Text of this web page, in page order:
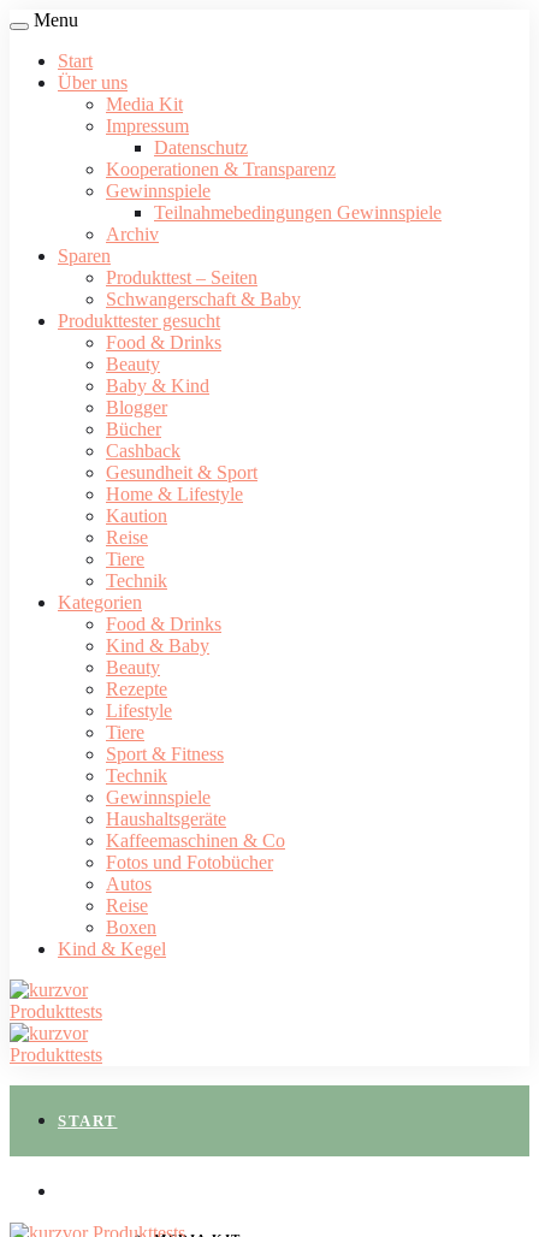
Menu
Start
Über uns
Media Kit
Impressum
Datenschutz
Kooperationen & Transparenz
Gewinnspiele
Teilnahmebedingungen Gewinnspiele
Archiv
Sparen
Produkttest – Seiten
Schwangerschaft & Baby
Produkttester gesucht
Food & Drinks
Beauty
Baby & Kind
Blogger
Bücher
Cashback
Gesundheit & Sport
Home & Lifestyle
Kaution
Reise
Tiere
Technik
Kategorien
Food & Drinks
Kind & Baby
Beauty
Rezepte
Lifestyle
Tiere
Sport & Fitness
Technik
Gewinnspiele
Haushaltsgeräte
Kaffeemaschinen & Co
Fotos und Fotobücher
Autos
Reise
Boxen
Kind & Kegel
START